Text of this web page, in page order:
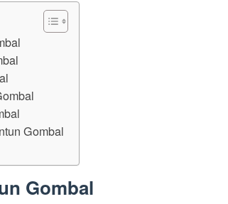
Gombal
Gombal